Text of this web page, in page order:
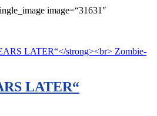
image=“31631″
LATER“